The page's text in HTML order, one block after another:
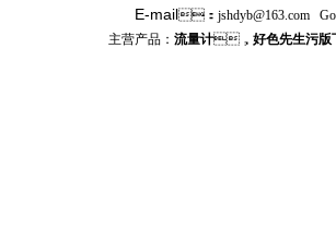
E-mail： jshdyb@163.com
主营产品： 流量计， 好色先生污版